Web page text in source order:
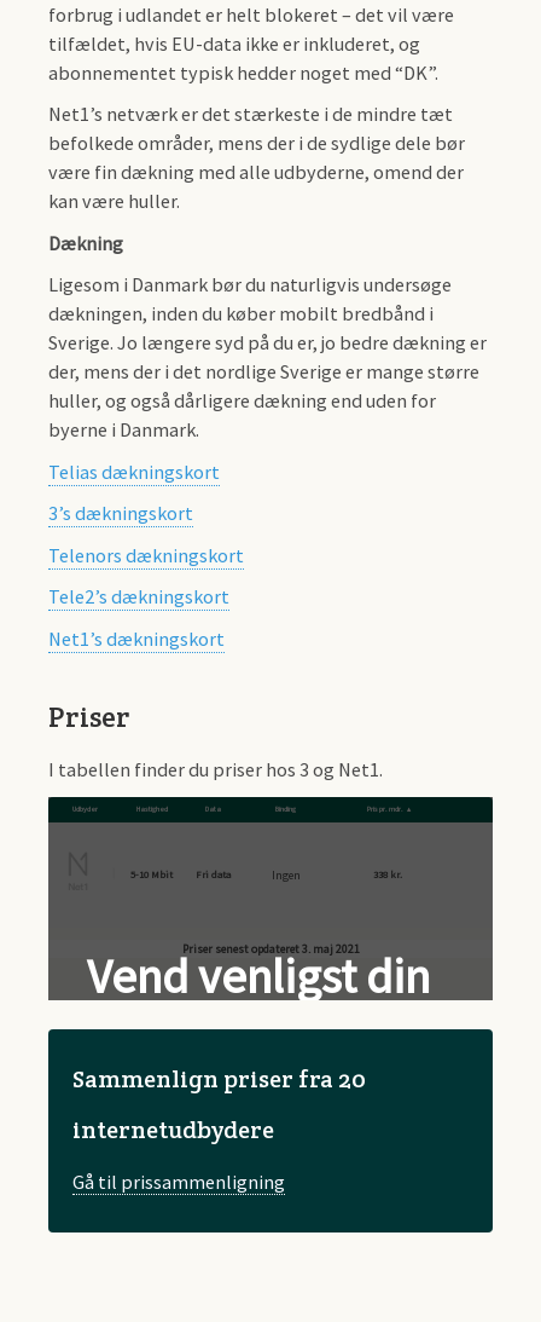
forbrug i udlandet er helt blokeret – det vil være
tilfældet, hvis EU-data ikke er inkluderet, og
abonnementet typisk hedder noget med “DK”.
Net1’s netværk er det stærkeste i de mindre tæt
befolkede områder, mens der i de sydlige dele bør
være fin dækning med alle udbyderne, omend der
kan være huller.
Dækning
Ligesom i Danmark bør du naturligvis undersøge
dækningen, inden du køber mobilt bredbånd i
Sverige. Jo længere syd på du er, jo bedre dækning er
der, mens der i det nordlige Sverige er mange større
huller, og også dårligere dækning end uden for
byerne i Danmark.
Telias dækningskort
3’s dækningskort
Telenors dækningskort
Tele2’s dækningskort
Net1’s dækningskort
Priser
I tabellen finder du priser hos 3 og Net1.
Udbyder Hastighed Data Binding Pris pr. mdr.
5-10 Mbit Fri data Ingen 338 kr.
Sammenlign priser fra 20
internetudbydere
Gå til prissammenligning